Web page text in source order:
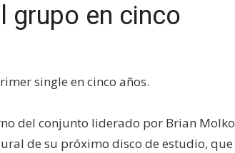
grupo en cinco
single en cinco años.
del conjunto liderado por Brian Molko
de su próximo disco de estudio, que